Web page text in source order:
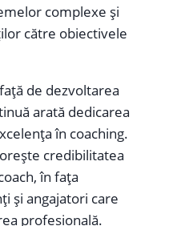
complexe și
către obiectivele
de dezvoltarea
arată dedicarea
în coaching.
credibilitatea
în fața
și angajatori care
profesională.